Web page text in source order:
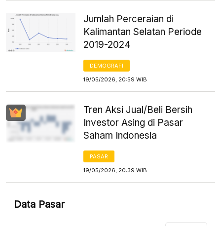
Jumlah Perceraian di
Kalimantan Selatan Periode
2019-2024
DEMOGRAFI
19/05/2026, 20:59 WIB
Tren Aksi Jual/Beli Bersih
Investor Asing di Pasar
Saham Indonesia
PASAR
19/05/2026, 20:39 WIB
Data Pasar